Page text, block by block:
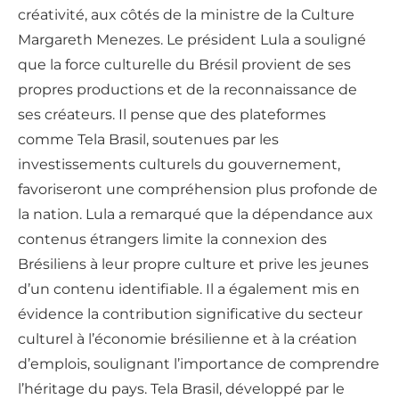
créativité, aux côtés de la ministre de la Culture
Margareth Menezes. Le président Lula a souligné
que la force culturelle du Brésil provient de ses
propres productions et de la reconnaissance de
ses créateurs. Il pense que des plateformes
comme Tela Brasil, soutenues par les
investissements culturels du gouvernement,
favoriseront une compréhension plus profonde de
la nation. Lula a remarqué que la dépendance aux
contenus étrangers limite la connexion des
Brésiliens à leur propre culture et prive les jeunes
d’un contenu identifiable. Il a également mis en
évidence la contribution significative du secteur
culturel à l’économie brésilienne et à la création
d’emplois, soulignant l’importance de comprendre
l’héritage du pays. Tela Brasil, développé par le